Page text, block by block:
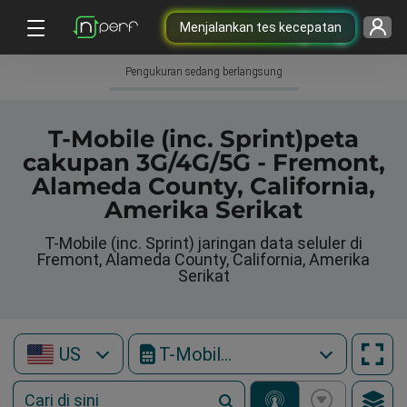
Menjalankan tes kecepatan
Pengukuran sedang berlangsung
T-Mobile (inc. Sprint)peta
cakupan 3G/4G/5G - Fremont,
Alameda County, California,
Amerika Serikat
T-Mobile (inc. Sprint) jaringan data seluler di
Fremont, Alameda County, California, Amerika
Serikat
US T-Mobile (inc. Sprint)